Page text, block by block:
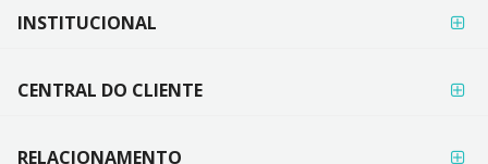
FORMAS DE
PAGAMENTO
INSTITUCIONAL
CENTRAL DO CLIENTE
RELACIONAMENTO